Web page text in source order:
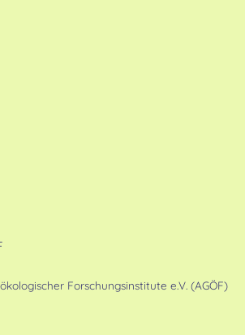
Forschungsinstitute e.V. (AGÖF)